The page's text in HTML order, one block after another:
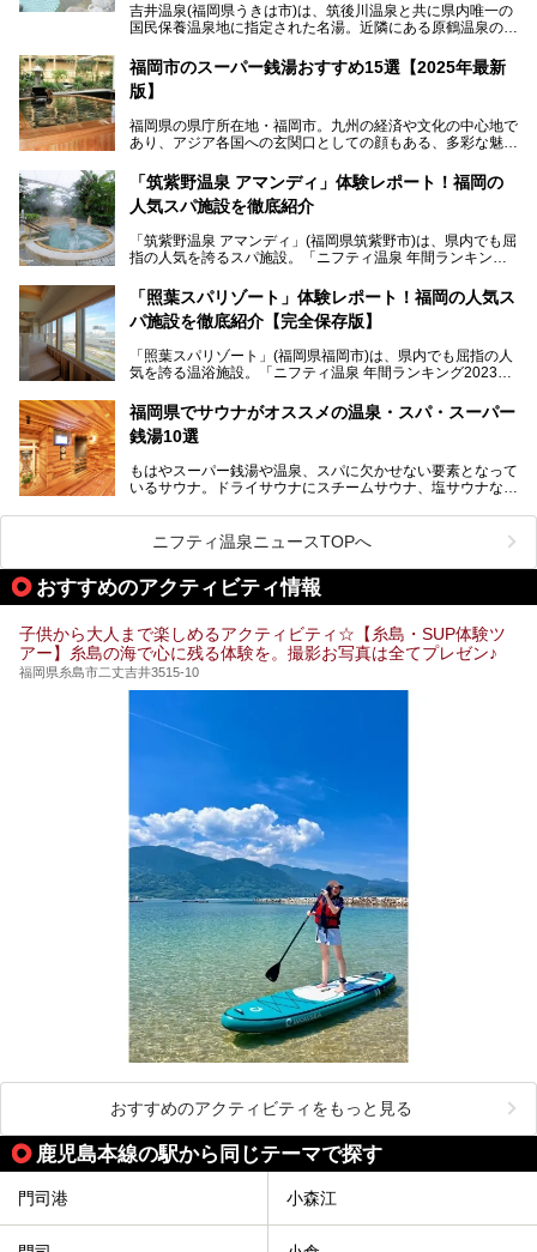
吉井温泉(福岡県うきは市)は、筑後川温泉と共に県内唯一の
国民保養温泉地に指定された名湯。近隣にある原鶴温泉の観
す。
「ふだん着の温泉 鶴は千年」は、吉井温泉にある日帰り入
住民や温泉ファンに愛され続けています。今回は筆者自ら日
帰り入浴し、自慢の温泉を中心に詳細レビューします！
福岡市のスーパー銭湯おすすめ15選【2025年最新
版】
福岡県の県庁所在地・福岡市。九州の経済や文化の中心地で
あり、アジア各国への玄関口としての顔もある、多彩な魅力
そんな福岡市は、スーパー銭湯も多種多彩。玄界灘を眺めら
れるリゾート気分満点のスーパー銭湯から、繁華街近くのレ
いスーパー銭湯を一挙ご紹介します。
「筑紫野温泉 アマンディ」体験レポート！福岡の
人気スパ施設を徹底紹介
「筑紫野温泉 アマンディ」(福岡県筑紫野市)は、県内でも屈
指の人気を誇るスパ施設。「ニフティ温泉 年間ランキング2
入浴客で賑わっています。
そこで今回は、ニフティ温泉ライターである筆者が現地訪
ーム・併設するレストランを体験し、それらの全貌を徹底紹
介します！
「照葉スパリゾート」体験レポート！福岡の人気ス
パ施設を徹底紹介【完全保存版】
「照葉スパリゾート」(福岡県福岡市)は、県内でも屈指の人
気を誇る温浴施設。「ニフティ温泉 年間ランキング2023」
常連客で賑わっています。
そこで今回は、ニフティ温泉ライターである筆者が現地体
ューズメント・宿泊施設・グルメ・その他施設まで、多彩な
る全貌と魅力を徹底紹介します！
福岡県でサウナがオススメの温泉・スパ・スーパー
銭湯10選
もはやスーパー銭湯や温泉、スパに欠かせない要素となって
いるサウナ。ドライサウナにスチームサウナ、塩サウナな
ペース、ロウリュウなど、心ゆくまで楽しむためのサービス
が充実した施設も多くみられます。
今回はそんなサウナにこだわった、福岡県内のオススメ温
泉・銭湯・スパを10件紹介したいと思います！
ニフティ温泉ニュースTOPへ
おすすめのアクティビティ情報
子供から大人まで楽しめるアクティビティ☆【糸島・SUP体験ツ
アー】糸島の海で心に残る体験を。撮影お写真は全てプレゼン♪
福岡県糸島市二丈吉井3515-10
おすすめのアクティビティをもっと見る
鹿児島本線の駅から同じテーマで探す
門司港 小森江